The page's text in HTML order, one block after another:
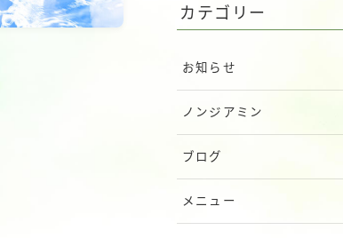
カテゴリー
お知らせ
ノンジアミン
ブログ
メニュー